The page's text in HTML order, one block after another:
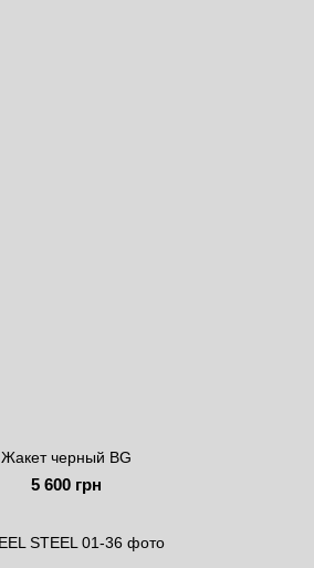
Жакет черный BG
5 600 грн